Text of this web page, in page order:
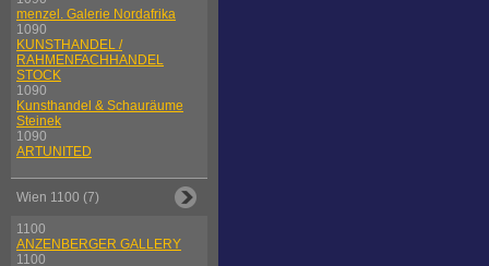
menzel. Galerie Nordafrika
1090
KUNSTHANDEL /
RAHMENFACHHANDEL
STOCK
1090
Kunsthandel & Schauräume
Steinek
1090
ARTUNITED
Wien 1100 (7)
1100
ANZENBERGER GALLERY
1100